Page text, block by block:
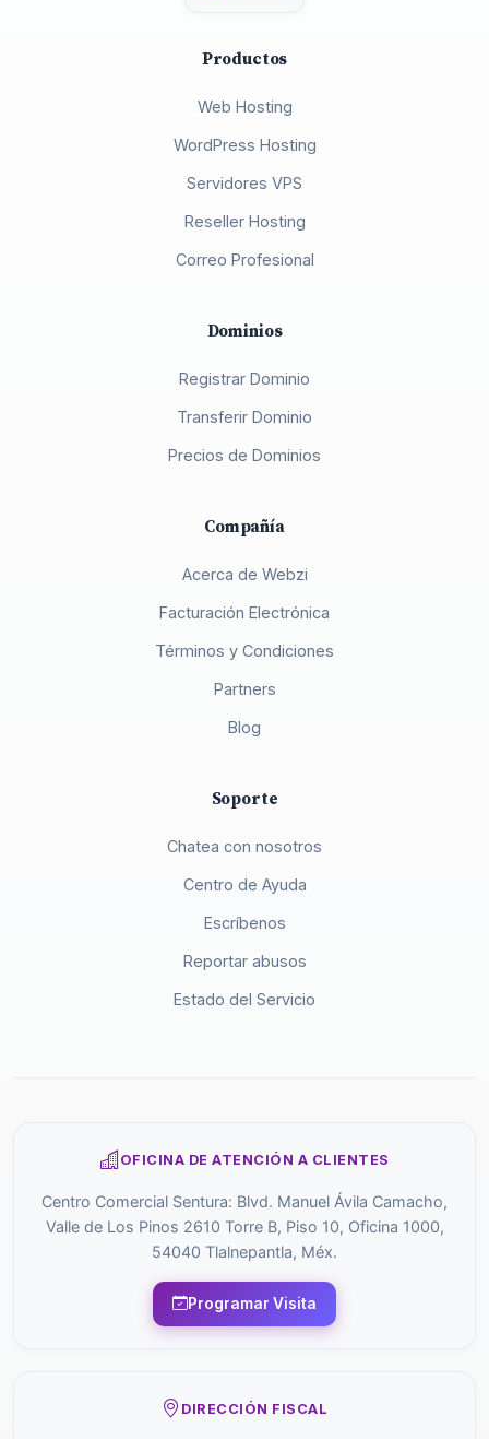
Productos
Web Hosting
WordPress Hosting
Servidores VPS
Reseller Hosting
Correo Profesional
Dominios
Registrar Dominio
Transferir Dominio
Precios de Dominios
Compañía
Acerca de Webzi
Facturación Electrónica
Términos y Condiciones
Partners
Blog
Soporte
Chatea con nosotros
Centro de Ayuda
Escríbenos
Reportar abusos
Estado del Servicio
OFICINA DE ATENCIÓN A CLIENTES
Centro Comercial Sentura: Blvd. Manuel Ávila Camacho,
Valle de Los Pinos 2610 Torre B, Piso 10, Oficina 1000,
54040 Tlalnepantla, Méx.
Programar Visita
DIRECCIÓN FISCAL